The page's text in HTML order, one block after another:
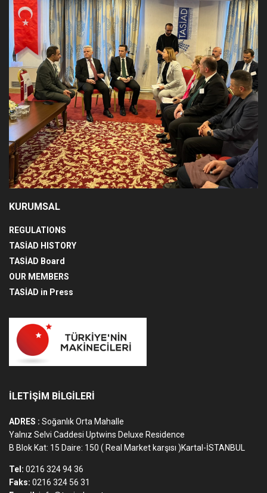
KURUMSAL
REGULATIONS
TASİAD HISTORY
TASİAD Board
OUR MEMBERS
TASİAD in Press
İLETİŞİM BİLGİLERİ
ADRES : Soğanlık Orta Mahalle
Yalnız Selvi Caddesi Uptwins Deluxe Residence
B Blok Kat: 15 Daire: 150 ( Real Market karşısı )Kartal-İSTANBUL
Tel: 0216 324 94 36
Faks: 0216 324 56 31